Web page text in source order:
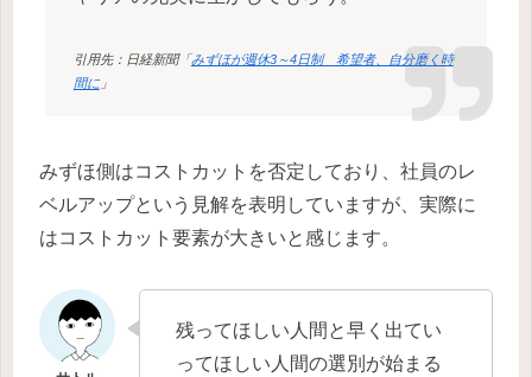
引用先：日経新聞「みずほが週休3～4日制 希望者、自分磨く時
間に」
みずほ側はコストカットを否定しており、社員のレ
ベルアップという見解を表明していますが、実際に
はコストカット要素が大きいと感じます。
残ってほしい人間と早く出てい
ってほしい人間の選別が始まる